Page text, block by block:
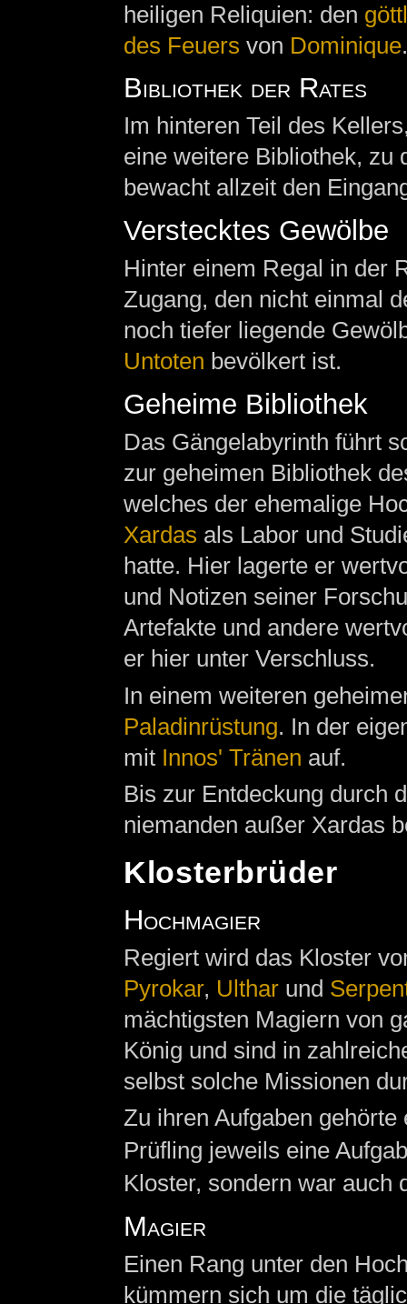
heiligen Reliquien: den
des Feuers von Dominique.
Bibliothek der Rates
Im hinteren Teil des
eine weitere Bibliothek,
bewacht allzeit den
Verstecktes Gewölbe
Hinter einem Regal in der
Zugang, den nicht einmal
noch tiefer liegende
Untoten bevölkert ist.
Geheime Bibliothek
Das Gängelabyrinth führt
zur geheimen Bibliothek
welches der ehemalige
Xardas als Labor und
hatte. Hier lagerte er
und Notizen seiner
Artefakte und andere
er hier unter Verschluss.
In einem weiteren
Paladinrüstung. In der
mit Innos' Tränen auf.
Bis zur Entdeckung durch
niemanden außer Xardas
Klosterbrüder
Hochmagier
Regiert wird das Kloster
Pyrokar, Ultharund
mächtigsten Magiern von
König und sind in
selbst solche Missionen
Zu ihren Aufgaben
Prüfling jeweils eine
Kloster, sondern war auch
Magier
Einen Rang unter den
kümmern sich um die